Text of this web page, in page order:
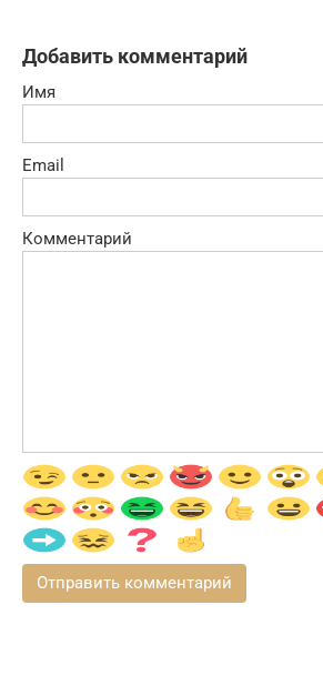
Добавить комментарий
Имя
Email
Комментарий